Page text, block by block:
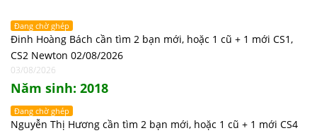
Đang chờ ghép
Đinh Hoàng Bách cần tìm 2 bạn mới, hoặc 1 cũ + 1 mới CS1,
CS2 Newton 02/08/2026
03/08/2026
Năm sinh: 2018
Đang chờ ghép
Nguyễn Thị Hương cần tìm 2 bạn mới, hoặc 1 cũ + 1 mới CS4